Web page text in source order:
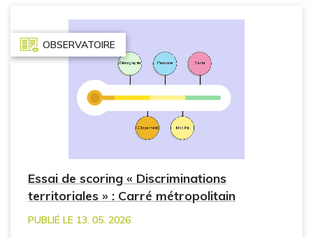
OBSERVATOIRE
Essai de scoring « Discriminations
territoriales » : Carré métropolitain
PUBLIÉ LE 13. 05. 2026